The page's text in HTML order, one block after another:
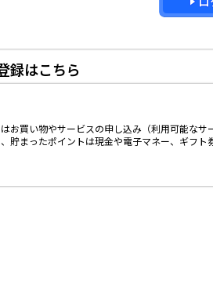
録はこちら
お買い物やサービスの申し込み（利用可能な
貯まったポイントは現金や電子マネー、ギフト